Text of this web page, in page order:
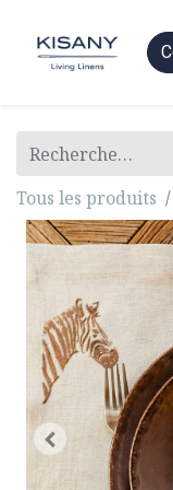
Tous les produits